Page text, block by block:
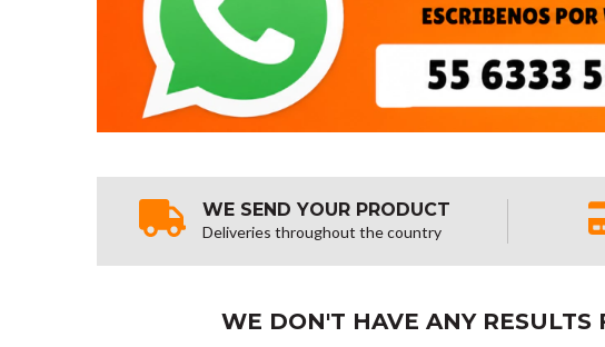
WE SEND YOUR PRODUCT
Deliveries throughout the country
WE DON'T HAVE ANY RESULTS